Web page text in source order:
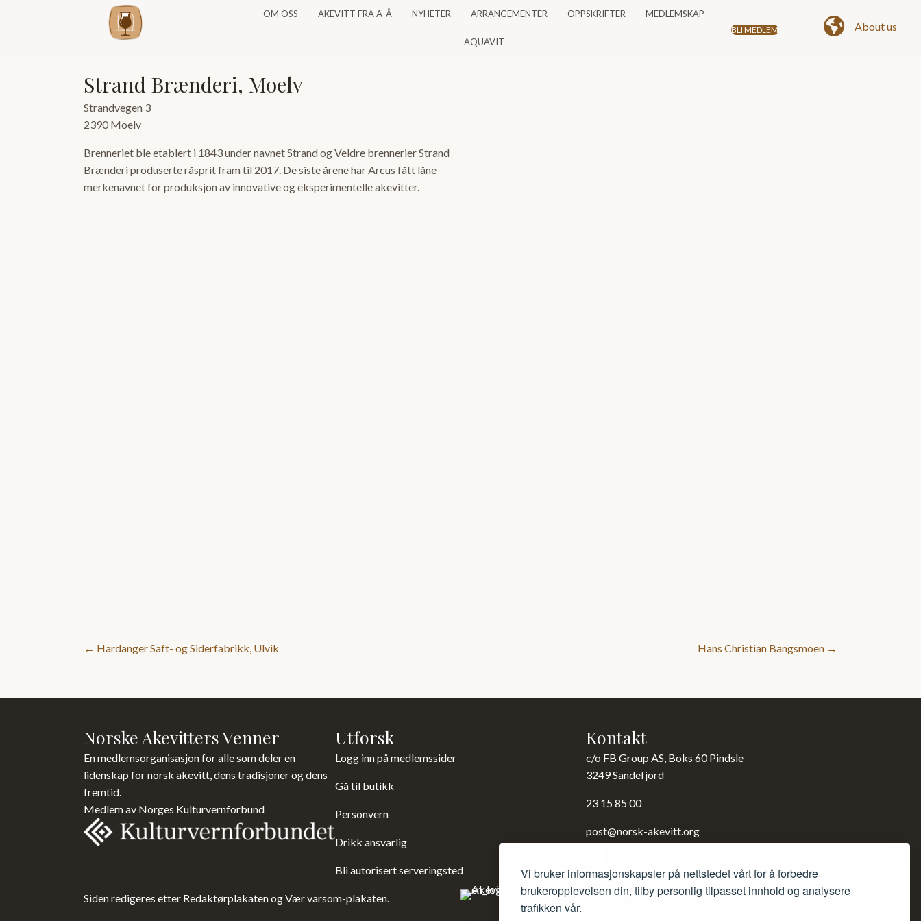
Vi bruker informasjonskapsler på nettstedet vårt for å forbedre
brukeropplevelsen din, tilby personlig tilpasset innhold og analysere
trafikken vår.
OM OSS AKEVITT FRA A-Å NYHETER ARRANGEMENTER OPPSKRIFTER MEDLEMSKAP
AQUAVIT
BLI MEDLEM About us
Strand Brænderi, Moelv
Strandvegen 3
2390 Moelv
Brenneriet ble etablert i 1843 under navnet Strand og Veldre brennerier Strand
Brænderi produserte råsprit fram til 2017. De siste årene har Arcus fått låne
merkenavnet for produksjon av innovative og eksperimentelle akevitter.
Posts
navigation
← Hardanger Saft- og Siderfabrikk, Ulvik Hans Christian Bangsmoen →
Norske Akevitters Venner
En medlemsorganisasjon for alle som deler en
lidenskap for norsk akevitt, dens tradisjoner og dens
fremtid.
Medlem av Norges Kulturvernforbund
Utforsk
Logg inn på medlemssider
Gå til butikk
Personvern
Drikk ansvarlig
Bli autorisert serveringsted
Kontakt
c/o FB Group AS, Boks 60 Pindsle
3249 Sandefjord
23 15 85 00
post@norsk-akevitt.org
Siden redigeres etter Redaktørplakaten og Vær varsom-plakaten.